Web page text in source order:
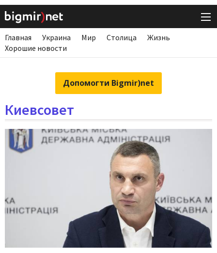
Главная Украина Мир Столица
Жизнь
Хорошие новости
Допомогти Bigmir)net
Киевсовет